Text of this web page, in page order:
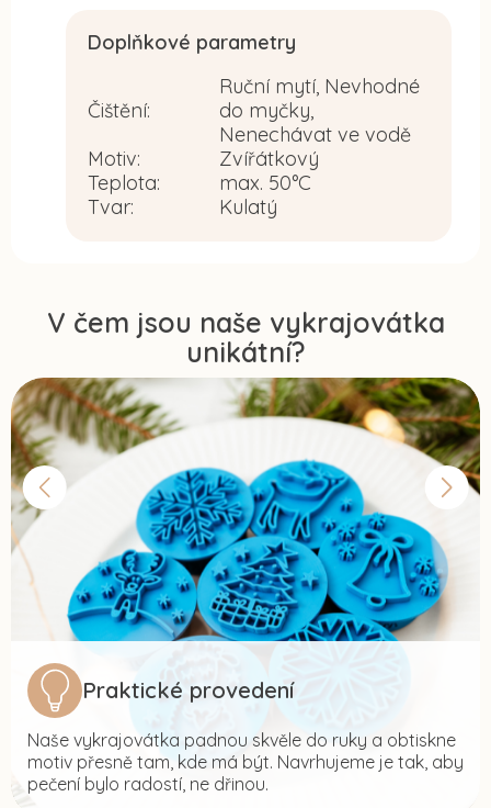
V čem jsou naše vykrajovátka
unikátní?
Praktické provedení
Naše vykrajovátka padnou skvěle do ruky a obtiskne
motiv přesně tam, kde má být. Navrhujeme je tak, aby
pečení bylo radostí, ne dřinou.
Doplňkové parametry
Čištění:
Ruční mytí, Nevhodné
do myčky,
Nenechávat ve vodě
Motiv:
Zvířátkový
Teplota:
max. 50°C
Tvar: Kulatý